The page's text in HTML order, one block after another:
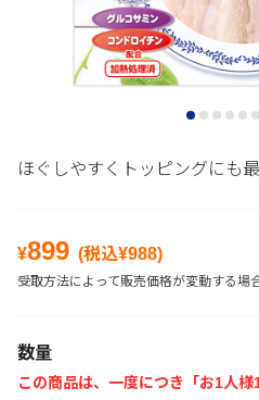
ほぐしやすくトッピングにも最
¥899 (税込¥988)
受取方法によって販売価格が変動する場
数量
この商品は、一度につき「お1人様